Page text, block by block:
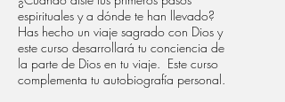
espirituales y a dónde te han llevado?
Has hecho un viaje sagrado con Dios y
este curso desarrollará tu conciencia de
la parte de Dios en tu viaje. Este curso
complementa tu autobiografía personal.